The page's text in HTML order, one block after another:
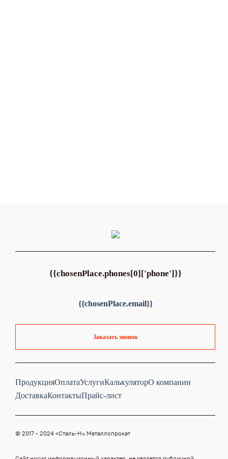
ПродукцияОплатаУслугиКалькуляторО компании
ДоставкаКонтактыПрайс-лист
{{chosenPlace.phones[0]['phone']}}
{{chosenPlace.email}}
Заказать звонок
© 2017 - 2024 «Cталь-Н» Металлопрокат